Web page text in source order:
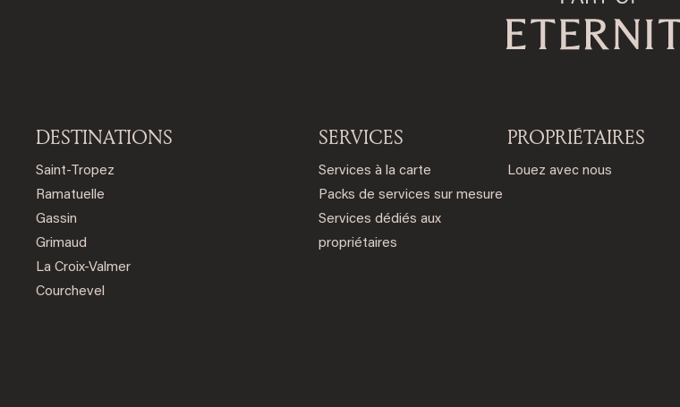
DESTINATIONS
Saint-Tropez
Ramatuelle
Gassin
Grimaud
La Croix-Valmer
Courchevel
SERVICES
Services à la carte
Packs de services sur mesure
Services dédiés aux
propriétaires
PROPRIÉTAIRES
Louez avec nous